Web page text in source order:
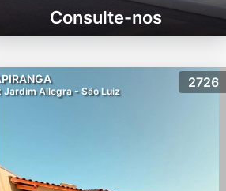
Consulte-nos
Jardim Allegra - São Luiz
2726